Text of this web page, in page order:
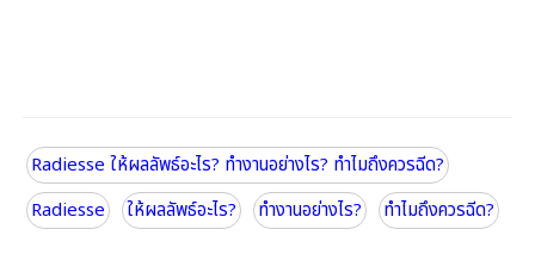
Radiesse ให้ผลลัพธ์อะไร? ทำงานอย่างไร? ทำไมถึงควรฉีด?
Radiesse
ให้ผลลัพธ์อะไร? ทำงานอย่างไร? ทำไมถึงควรฉีด?